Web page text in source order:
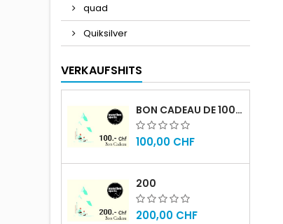
quad
Quiksilver
VERKAUFSHITS
BON CADEAU DE 100.- CHF
100,00 CHF
200
200,00 CHF